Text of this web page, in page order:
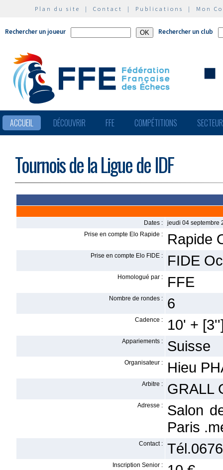
Plan du site | Contact | Publications | Mon
Rechercher un joueur Rechercher un club
ACCUEIL DÉCOUVRIR FFE COMPÉTITIONS
Tournois de la Ligue de IDF
Dates :
jeudi 04 septembre
Prise en compte Elo Rapide :
Rapide
Prise en compte Elo FIDE : FIDE
Homologué par : FFE
Nombre de rondes : 6
Cadence : 10' +
Appariements : Suisse
Organisateur : Hieu
Arbitre : GRALL
Adresse :
Salon
Paris
Contact :
Inscription Senior :